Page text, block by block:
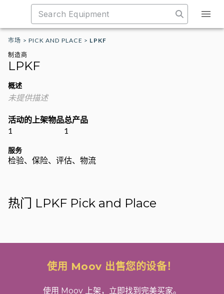
市场 >PICK AND PLACE > LPKF
制造商
LPKF
概述
未提供描述
活动的上架物品
1
总产品
1
服务
检验、保险、评估、物流
热门 LPKF Pick and Place
使用 Moov 出售您的设备！
使用 Moov 上架，立即找到完美买家。